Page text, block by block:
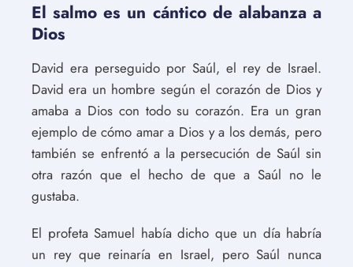
El salmo es un cántico de alabanza a
Dios
David era perseguido por Saúl, el rey de Israel.
David era un hombre según el corazón de Dios y
amaba a Dios con todo su corazón. Era un gran
ejemplo de cómo amar a Dios y a los demás, pero
también se enfrentó a la persecución de Saúl sin
otra razón que el hecho de que a Saúl no le
gustaba.
El profeta Samuel había dicho que un día habría
un rey que reinaría en Israel, pero Saúl nunca